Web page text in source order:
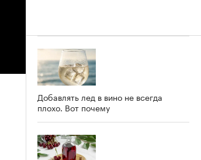
Добавлять лед в вино не всегда
плохо. Вот почему